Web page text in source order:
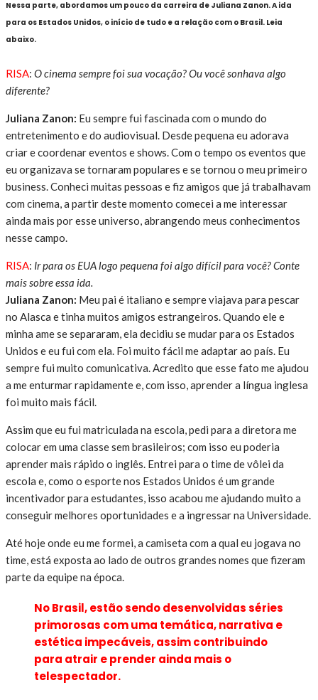
Nessa parte, abordamos um pouco da carreira de Juliana Zanon. A ida
para os Estados Unidos, o início de tudo e a relação com o Brasil. Leia
abaixo.
RISA: O cinema sempre foi sua vocação? Ou você sonhava algo
diferente?
Juliana Zanon: Eu sempre fui fascinada com o mundo do
entretenimento e do audiovisual. Desde pequena eu adorava
criar e coordenar eventos e shows. Com o tempo os eventos que
eu organizava se tornaram populares e se tornou o meu primeiro
business. Conheci muitas pessoas e fiz amigos que já trabalhavam
com cinema, a partir deste momento comecei a me interessar
ainda mais por esse universo, abrangendo meus conhecimentos
nesse campo.
RISA: Ir para os EUA logo pequena foi algo difícil para você? Conte
mais sobre essa ida.
Juliana Zanon: Meu pai é italiano e sempre viajava para pescar
no Alasca e tinha muitos amigos estrangeiros. Quando ele e
minha ame se separaram, ela decidiu se mudar para os Estados
Unidos e eu fui com ela. Foi muito fácil me adaptar ao país. Eu
sempre fui muito comunicativa. Acredito que esse fato me ajudou
a me enturmar rapidamente e, com isso, aprender a língua inglesa
foi muito mais fácil.
Assim que eu fui matriculada na escola, pedi para a diretora me
colocar em uma classe sem brasileiros; com isso eu poderia
aprender mais rápido o inglês. Entrei para o time de vôlei da
escola e, como o esporte nos Estados Unidos é um grande
incentivador para estudantes, isso acabou me ajudando muito a
conseguir melhores oportunidades e a ingressar na Universidade.
Até hoje onde eu me formei, a camiseta com a qual eu jogava no
time, está exposta ao lado de outros grandes nomes que fizeram
parte da equipe na época.
No Brasil, estão sendo desenvolvidas séries
primorosas com uma temática, narrativa e
estética impecáveis, assim contribuindo
para atrair e prender ainda mais o
telespectador.